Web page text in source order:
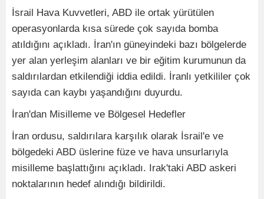
İsrail Hava Kuvvetleri, ABD ile ortak yürütülen
operasyonlarda kısa sürede çok sayıda bomba
atıldığını açıkladı. İran'ın güneyindeki bazı bölgelerde
yer alan yerleşim alanları ve bir eğitim kurumunun da
saldırılardan etkilendiği iddia edildi. İranlı yetkililer çok
sayıda can kaybı yaşandığını duyurdu.
İran'dan Misilleme ve Bölgesel Hedefler
İran ordusu, saldırılara karşılık olarak İsrail'e ve
bölgedeki ABD üslerine füze ve hava unsurlarıyla
misilleme başlattığını açıkladı. Irak'taki ABD askeri
noktalarının hedef alındığı bildirildi.